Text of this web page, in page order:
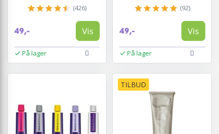
(426)
49,- Vis
På lager
(92)
49,- Vis
På lager
TILBUD